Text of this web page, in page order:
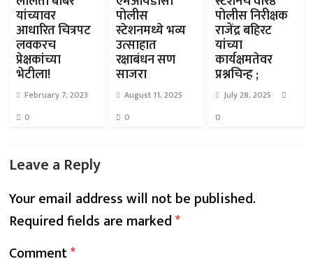
यांच्यावर
आधारित चित्रपट
लवकरच
प्रेक्षकांच्या
भेटीला!
February 7, 2023
0
पोलीस
स्टेशनमध्ये भव्य
उत्साहात
रक्षाबंधन सण
साजरा
August 11, 2025
0
पोलीस निरीक्षक
राजेंद्र बहिरट
यांच्या
कार्यक्षमतेवर
प्रश्नचिन्ह ;
July 28, 2025
0
Leave a Reply
Your email address will not be published.
Required fields are marked*
Comment*